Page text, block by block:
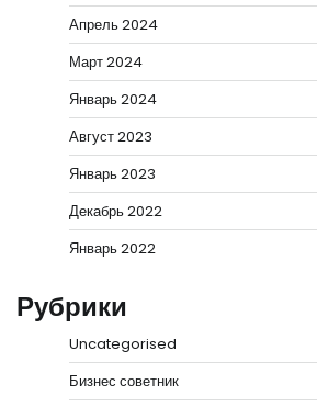
Апрель 2024
Март 2024
Январь 2024
Август 2023
Январь 2023
Декабрь 2022
Январь 2022
Рубрики
Uncategorised
Бизнес советник